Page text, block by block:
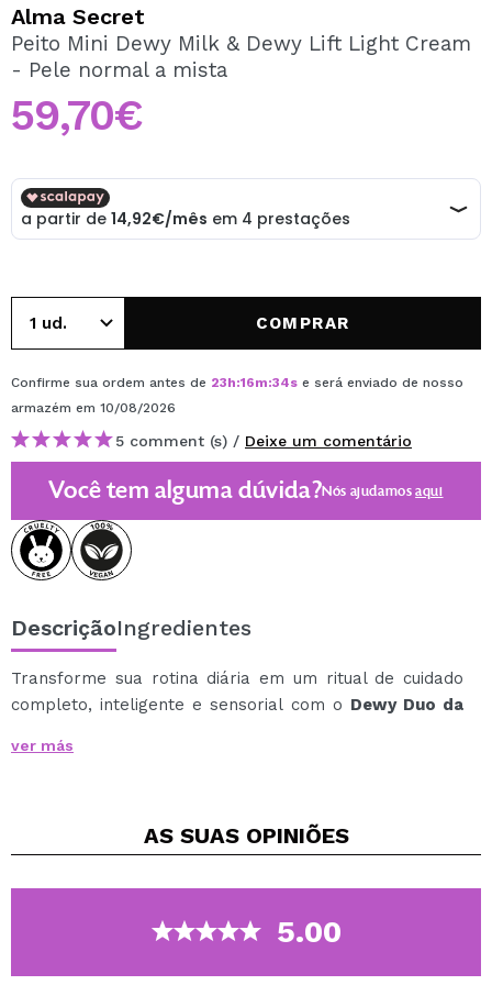
Ao criar uma conta no Maquibeauty.pt pode fazer as suas
compras rapidamente, verificar o estado das suas
Alma Secret
Peito Mini Dewy Milk & Dewy Lift Light Cream
- Pele normal a mista
59,70€
COMPRAR
Confirme sua ordem antes de 23h:16m:34s e será enviado de nosso
armazém em 10/08/2026
5 comment (s) / Deixe um comentário
Você tem alguma dúvida?Nós ajudamosaqui
DescriçãoIngredientes
Transforme sua rotina diária em um ritual de cuidado
completo, inteligente e sensorial com o Dewy Duo da
Concebido para peles normais ou mistas, este ritual
O Dewy Milk proporciona hidratação leve, acalma e
Dewy Lift Light Cream atue com máxima eficácia.
Juntos, eles deixam o rosto com uma aparência mais
flexível, uniforme e luminosa, fortalecendo a barreira
ver más
AS SUAS OPINIÕES
5.00